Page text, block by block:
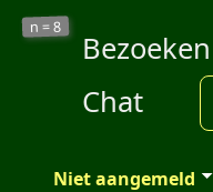
n =8
Bezoeken
Chat
Niet aangemeld